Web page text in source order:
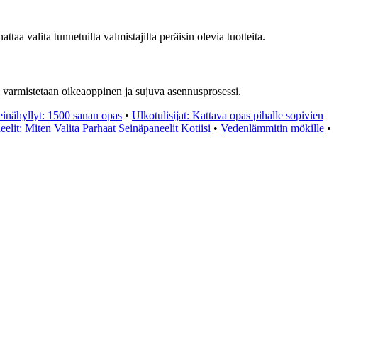
valita tunnetuilta valmistajilta peräisin olevia tuotteita.
oikeaoppinen ja sujuva asennusprosessi.
1500 sanan opas • Ulkotulisijat: Kattava opas pihalle sopivien
Miten Valita Parhaat Seinäpaneelit Kotiisi • Vedenlämmitin mökille •